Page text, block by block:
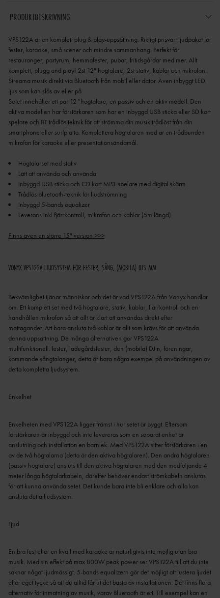
PRODUKTBESKRIVNING
VPS122A är en komplett plug & play-uppsättning. Riktigt prisvärt ljudpaket för
fester, karaoke, små scener och mindre sammanhang. Perfekt för
restauranger, partyrum, hemmafester, pubar, fritidsgårdar med mer. Allt
komplett, plugg and play! 2st 12" högtalare, 2st stativ, kablar och mikrofon.
Streama musik direkt via Bluetooth från mobil eller dator. Även inbyggt LED
ljus som kan slås av eller på.
Setet innehåller ett par 12 "högtalare, en passiv och en aktiv modell. Den
aktiva modellen har förstärkaren som har en inbyggd USB sticka eller SD kort
spelare och BT trådlös teknik för att strömma din musik trådlöst från din
smartphone eller surfplatta. Komplettera högtalaren med är en trådbunden
mikrofon för karaoke eller presentationsändamål.
Högtalarset med stativ
Inbyggd 5-bands equalizer
Leverans inkl fjärrkontroll, mikrofon och kablar (5m längd)
Finns även en större 15" version >>>
VONYX VPS122A LJUDSYSTEM FÖR FESTER, SÅNG, (MOBILA) DJS MM.
Bekvämlighet tjänar människor och det är vad VPS122A från Vonyx handlar
om. Ett komplett set med två högtalare, stativ, kablar, fjärrkontroll och en
handhållen mikrofon så att allt är klart att användas direkt efter
mottagandet. Att bara ansluta två kablar är allt som krävs för att använda
denna uppsättning. De många alternativen gör VPS122A
multifunktionell. fester, ladugårdsfester, den (mobila) DJ:n, föreningar,
kommande sångtalanger, detta är bara några exempel på användningen av
detta kompletta ljudsystem.
Enkelhet
Enkelheten med VPS122A ligger främst i hur setet är byggt. Eftersom
förstärkaren är inbyggd och inte levereras som en separat enhet är
anslutning och installation en barnlek. Med VPS122A sitter förstärkaren i en
av de två högtalarna (detta är den aktiva högtalaren). Den andra högtalaren
(passiv högtalare) ansluts till den aktiva högtalaren med den medföljande 4
meter långa högtalarkabeln, därefter behöver endast strömkabeln anslutas
för att kunna använda setet. Det kunde bara inte bli enklare och alla kan
ansluta detta ljudsystem.
Ljud
En bra fest eller en kväll med karaoke är naturligtvis inte möjlig utan bra
musik. Med sin effekt på max 800W peak power ser VPS122A till att du inte
saknar något ljudmässigt. 5-bands equalizern gör det möjligt att justera ljudet
efter eget tycke så att du alltid får ut det bästa av installationen. Det finns flera
alternativ för inmatning av musik, varav Bluetooth är ett. Till exempel kan en